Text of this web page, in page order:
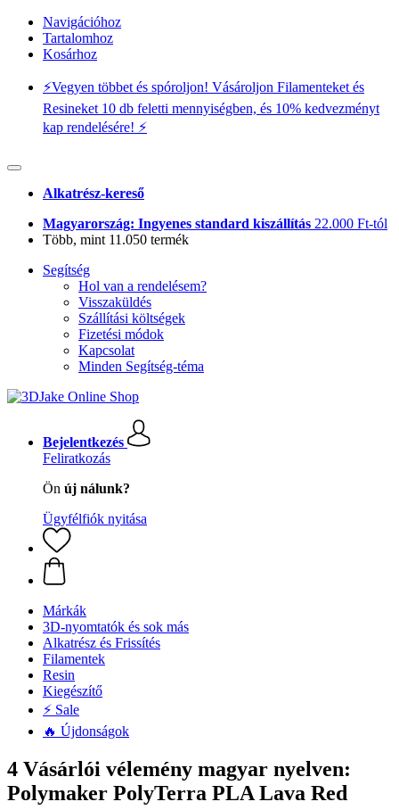
Navigációhoz
Tartalomhoz
Kosárhoz
⚡️Vegyen többet és spóroljon! Vásároljon Filamenteket és
Resineket 10 db feletti mennyiségben, és 10% kedvezményt
kap rendelésére! ⚡️
Alkatrész-kereső
Magyarország: Ingyenes standard kiszállítás 22.000 Ft-tól
Több, mint 11.050 termék
Segítség
Hol van a rendelésem?
Visszaküldés
Szállítási költségek
Fizetési módok
Kapcsolat
Minden Segítség-téma
Bejelentkezés
Feliratkozás
Ön új nálunk?
Ügyfélfiók nyitása
Márkák
3D-nyomtatók és sok más
Alkatrész és Frissítés
Filamentek
Resin
Kiegészítő
⚡ Sale
🔥 Újdonságok
4 Vásárlói vélemény magyar nyelven:
Polymaker PolyTerra PLA Lava Red